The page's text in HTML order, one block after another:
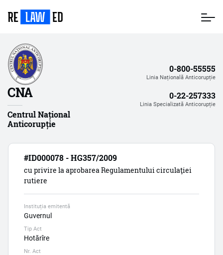
CNA
Centrul Național
Anticorupție
0-800-55555
Linia Națională Anticorupție
0-22-257333
Linia Specializată Anticorupție
#ID000078 - HG357/2009
cu privire la aprobarea Regulamentului circulaţiei
rutiere
Instituția emitentă
Guvernul
Tip Act
Hotărîre
Nr. Act